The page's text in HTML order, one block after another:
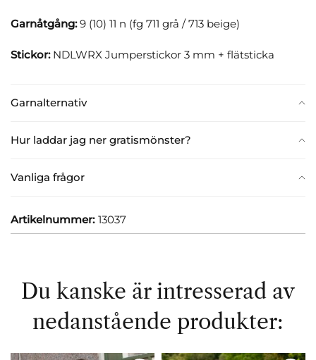
Garnalternativ
Hur laddar jag ner gratismönster?
Vanliga frågor
Garnåtgång:9 (10) 11 n (fg 711 grå / 713 beige)
Stickor:NDLWRX Jumperstickor 3 mm + flätsticka
Artikelnummer: 13037
Du kanske är intresserad av
nedanstående produkter: